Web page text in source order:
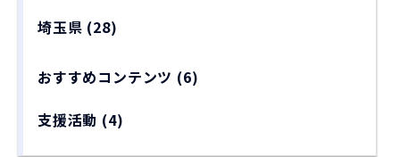
埼玉県 (28)
おすすめコンテンツ (6)
支援活動 (4)